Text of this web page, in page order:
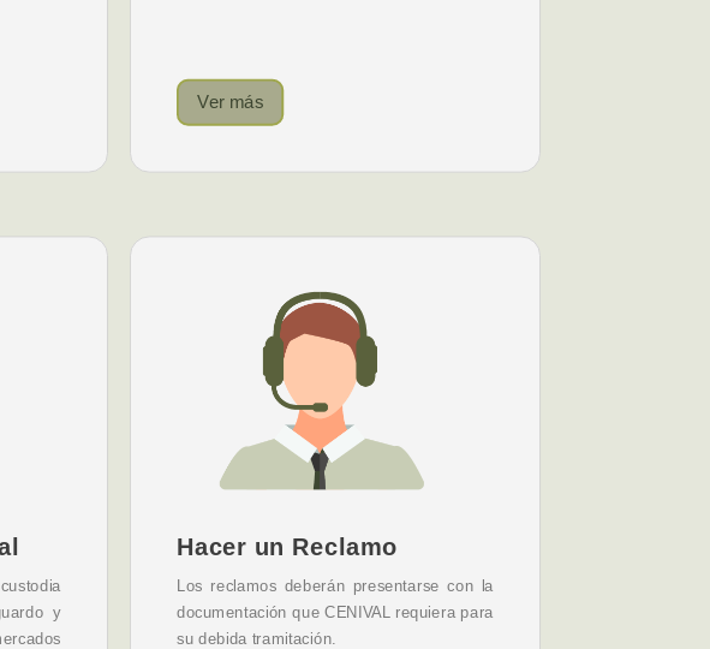
Ver más
y
Hacer un Reclamo
Los reclamos deberán presentarse con la
documentación que CENIVAL requiera para
su debida tramitación.